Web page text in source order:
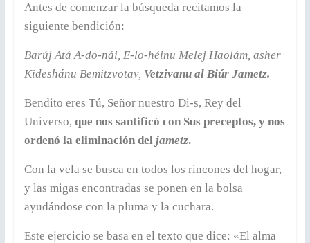
Antes de comenzar la búsqueda recitamos la
siguiente bendición:
Barúj Atá A-do-nái, E-lo-héinu Melej Haolám, asher
Kideshánu Bemitzvotav, Vetzivanu al Biúr Jametz.
Bendito eres Tú, Señor nuestro Di-s, Rey del
Universo, que nos santificó con Sus preceptos, y nos
ordenó la eliminación del jametz.
Con la vela se busca en todos los rincones del hogar,
y las migas encontradas se ponen en la bolsa
ayudándose con la pluma y la cuchara.
Este ejercicio se basa en el texto que dice: «El alma